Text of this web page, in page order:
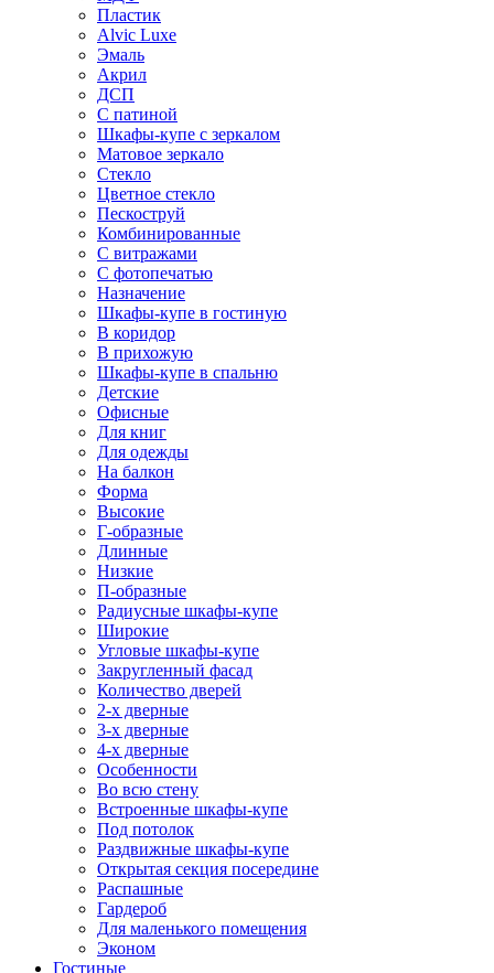
Пластик
Alvic Luxe
Эмаль
Акрил
ДСП
С патиной
Шкафы-купе с зеркалом
Матовое зеркало
Стекло
Цветное стекло
Пескоструй
Комбинированные
С витражами
С фотопечатью
Назначение
Шкафы-купе в гостиную
В коридор
В прихожую
Шкафы-купе в спальню
Детские
Офисные
Для книг
Для одежды
На балкон
Форма
Высокие
Г-образные
Длинные
Низкие
П-образные
Радиусные шкафы-купе
Широкие
Угловые шкафы-купе
Закругленный фасад
Количество дверей
2-х дверные
3-х дверные
4-х дверные
Особенности
Во всю стену
Встроенные шкафы-купе
Под потолок
Раздвижные шкафы-купе
Открытая секция посередине
Распашные
Гардероб
Для маленького помещения
Эконом
Гостиные